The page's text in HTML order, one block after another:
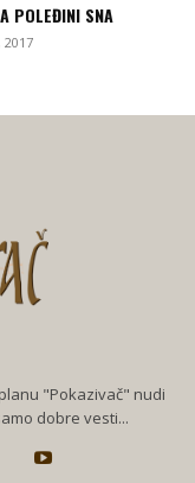
POLEĐINI SNA
2017
"Pokazivač" nudi
dobre vesti...